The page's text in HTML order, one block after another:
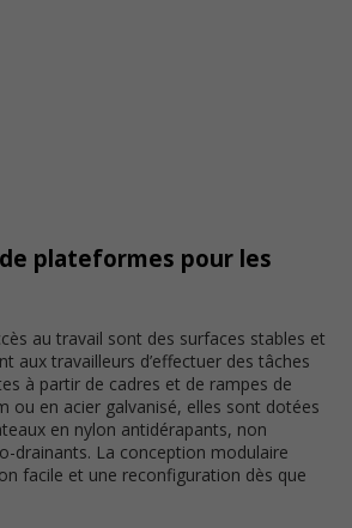
plateformes pour les
au travail sont des surfaces stables et
aux travailleurs d’effectuer des tâches
à partir de cadres et de rampes de
ou en acier galvanisé, elles sont dotées
en nylon antidérapants, non
drainants. La conception modulaire
facile et une reconfiguration dès que